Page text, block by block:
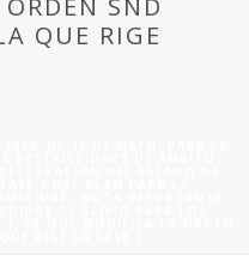
SND
QUE RIGE